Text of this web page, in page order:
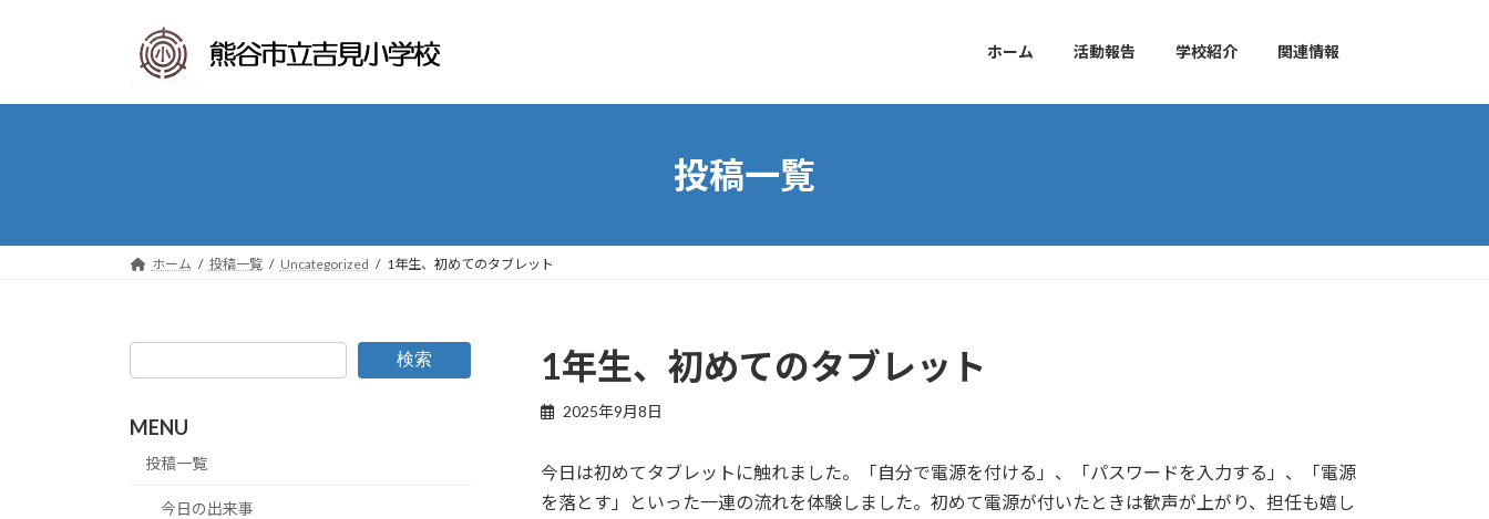
プ
動
ホーム 活動報告 学校紹介 関連情報
投稿一覧
ホーム 投稿一覧 Uncategorized 1年生、初めてのタブレット
1年生、初めてのタブレット
2025年9月8日
今日は初めてタブレットに触れました。「自分で電源を付ける」、「パスワードを入力する」、「電源
を落とす」といった一連の流れを体験しました。初めて電源が付いたときは歓声が上がり、担任も嬉し
検索
MENU
投稿一覧
今日の出来事